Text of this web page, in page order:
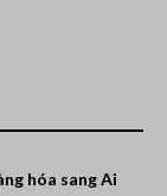
hóa sang Ai